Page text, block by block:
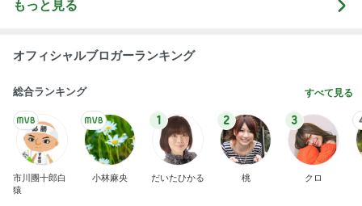
もっと見る
オフィシャルブロガーランキング
総合ランキング すべて見る
市川團十郎白
猿
小林麻央
1
だいたひかる
2
桃
3
クロ